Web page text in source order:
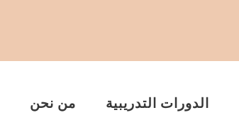
من نحن الدورات التدريبية